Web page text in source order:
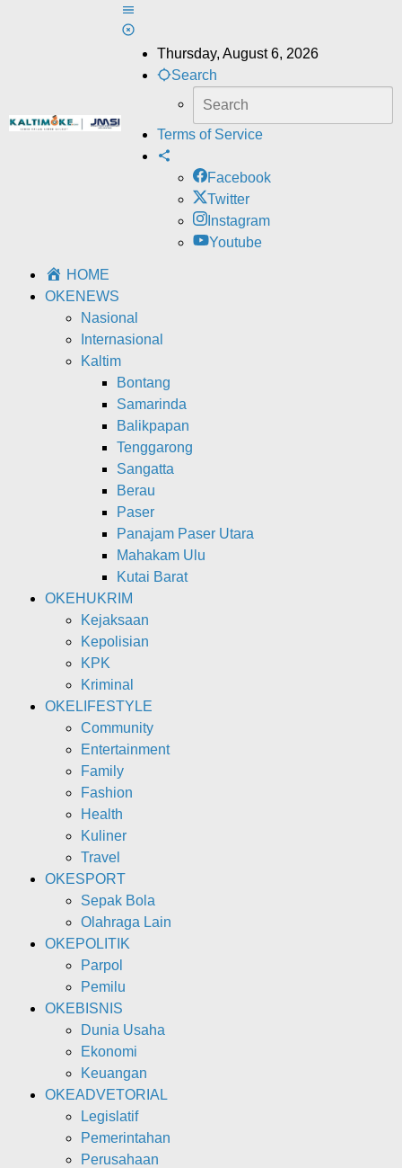
Thursday, August 6, 2026
Search
Terms of Service
Facebook
Twitter
Instagram
Youtube
HOME
OKENEWS
Nasional
Internasional
Kaltim
Bontang
Samarinda
Balikpapan
Tenggarong
Sangatta
Berau
Paser
Panajam Paser Utara
Mahakam Ulu
Kutai Barat
OKEHUKRIM
Kejaksaan
Kepolisian
KPK
Kriminal
OKELIFESTYLE
Community
Entertainment
Family
Fashion
Health
Kuliner
Travel
OKESPORT
Sepak Bola
Olahraga Lain
OKEPOLITIK
Parpol
Pemilu
OKEBISNIS
Dunia Usaha
Ekonomi
Keuangan
OKEADVETORIAL
Legislatif
Pemerintahan
Perusahaan